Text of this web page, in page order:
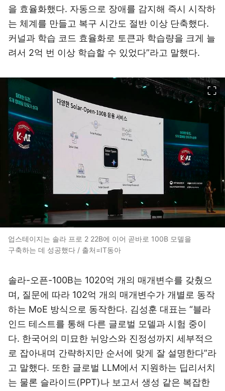
을 효율화했다. 자동으로 장애를 감지해 즉시 시작하
는 체계를 만들고 복구 시간도 절반 이상 단축했다.
커널과 학습 코드 효율화로 토큰과 학습량을 크게 늘
려서 2억 번 이상 학습할 수 있었다”라고 말했다.
업스테이지는 솔라 프로 2 22B에 이어 곧바로 100B 모델을
구축하는 데 성공했다 / 출처=IT동아
솔라-오픈-100B는 1020억 개의 매개변수를 갖췄으
며, 질문에 따라 102억 개의 매개변수가 개별로 동작
하는 MoE 방식으로 동작한다. 김성훈 대표는 “블라
인드 테스트를 통해 다른 글로벌 모델과 시험 중이
다. 한국어의 미묘한 뉘앙스와 진정성까지 세부적으
로 잡아내며 간략하지만 순서에 맞게 잘 설명한다”라
고 말했다. 또한 글로벌 LLM에서 지원하는 딥리서치
는 물론 슬라이드(PPT)나 보고서 생성 같은 복잡한